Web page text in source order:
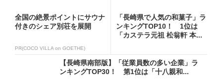
全国の絶景ポイントにサウナ
付きのシェア別荘を展開
PR(COCO VILLA on GOETHE)
「長崎県で人気の和菓子」ラ
ンキングTOP10！ 1位は
「カステラ元祖 松翁軒 本...
【長崎県南部版】「従業員数の多い企業」ラ
ンキングTOP30！ 第1位は「十八親和...